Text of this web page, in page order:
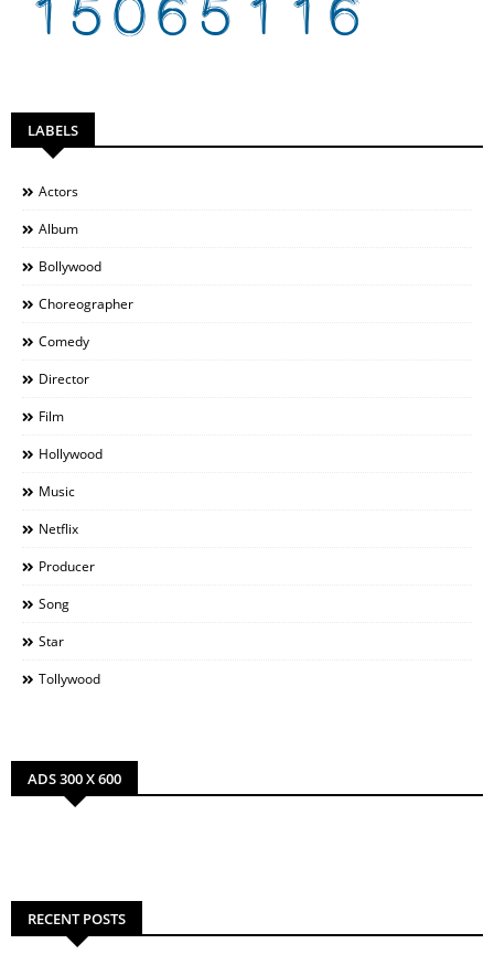
LABELS
Actors
Album
Bollywood
Choreographer
Comedy
Director
Film
Hollywood
Music
Netflix
Producer
Song
Star
Tollywood
ADS 300 X 600
RECENT POSTS